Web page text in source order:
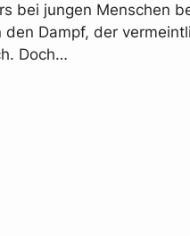
bei jungen Menschen
Dampf, der
Doch…